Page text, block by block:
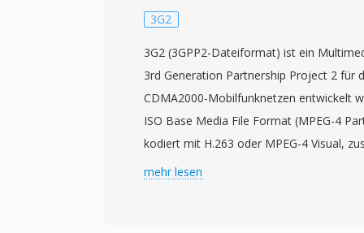
3G2
3G2 (3GPP2-Dateiformat) ist ein
3rd Generation Partnership Project 2 für
CDMA2000-Mobilfunknetzen entwickelt
ISO Base Media File Format (MPEG-4
kodiert mit H.263 oder MPEG-4 Visual,
den Codecs AMR, EVRC oder AAC. Die
mehr lesen